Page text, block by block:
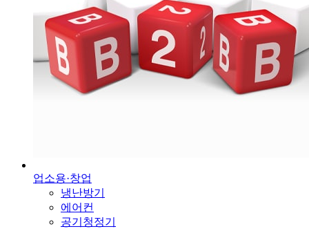
업소용·창업
냉난방기
에어컨
공기청정기